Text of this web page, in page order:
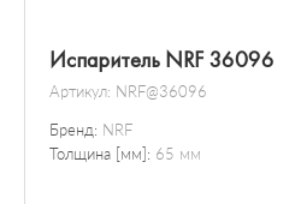
Испаритель NRF 36096
Артикул: NRF@36096
Бренд: NRF
Толщина [мм]: 65 мм